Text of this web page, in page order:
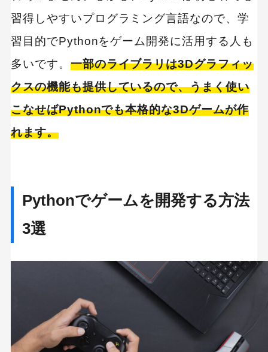
習得しやすいプログラミング言語なので、学
習目的でPythonをゲーム開発に活用する人も
多いです。 一部のライブラリは3Dグラフィッ
クスの機能も提供しているので、うまく使い
こなせばPythonでも本格的な3Dゲームが作
れます。
Pythonでゲームを開発する方法
3選